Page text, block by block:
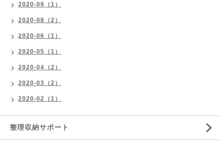
2020-09（1）
2020-08（2）
2020-06（1）
2020-05（1）
2020-04（2）
2020-03（2）
2020-02（1）
整理収納サポート